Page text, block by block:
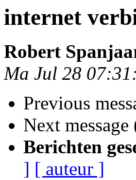
internet
Robert
Ma Jul 28
Previous
Next
Berichten
] [ auteur ]